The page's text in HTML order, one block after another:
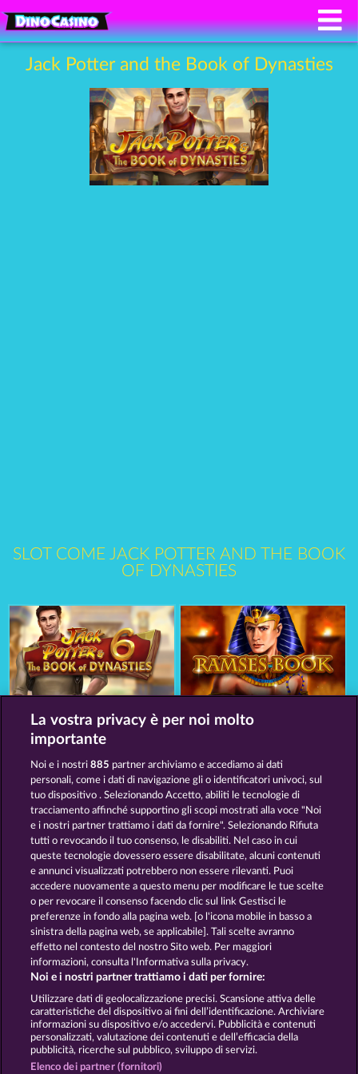
Jack Potter and the Book of Dynasties
SLOT COME JACK POTTER AND THE BOOK
OF DYNASTIES
Pharaos Riches Cleopatra's Crown
Termini e condizioni
Informativa sulla privacy Note legali
Società FAQ Facebook
Invia richiesta di recesso
La vostra privacy è per noi molto
importante
Noi e i nostri885 partner archiviamo e accediamo ai dati
personali, come i dati di navigazione gli o identificatori univoci, sul
tuo dispositivo . Selezionando Accetto, abiliti le tecnologie di
tracciamento affinché supportino gli scopi mostrati alla voce "Noi
e i nostri partner trattiamo i dati da fornire". Selezionando Rifiuta
tutti o revocando il tuo consenso, le disabiliti. Nel caso in cui
queste tecnologie dovessero essere disabilitate, alcuni contenuti
e annunci visualizzati potrebbero non essere rilevanti. Puoi
accedere nuovamente a questo menu per modificare le tue scelte
o per revocare il consenso facendo clic sul link Gestisci le
preferenze in fondo alla pagina web. [o l'icona mobile in basso a
sinistra della pagina web, se applicabile]. Tali scelte avranno
effetto nel contesto del nostro Sito web. Per maggiori
informazioni, consulta l'Informativa sulla privacy.
Noi e i nostri partner trattiamo i dati per fornire:
Utilizzare dati di geolocalizzazione precisi. Scansione attiva delle
caratteristiche del dispositivo ai fini dell’identificazione. Archiviare
informazioni su dispositivo e/o accedervi. Pubblicità e contenuti
personalizzati, valutazione dei contenuti e dell’efficacia della
pubblicità, ricerche sul pubblico, sviluppo di servizi.
Elenco dei partner (fornitori)